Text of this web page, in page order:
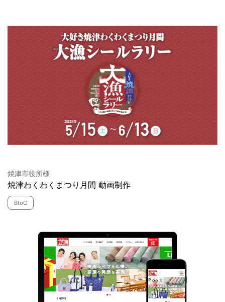
焼津市役所様
焼津わくわくまつり月間 動画制作
BtoC